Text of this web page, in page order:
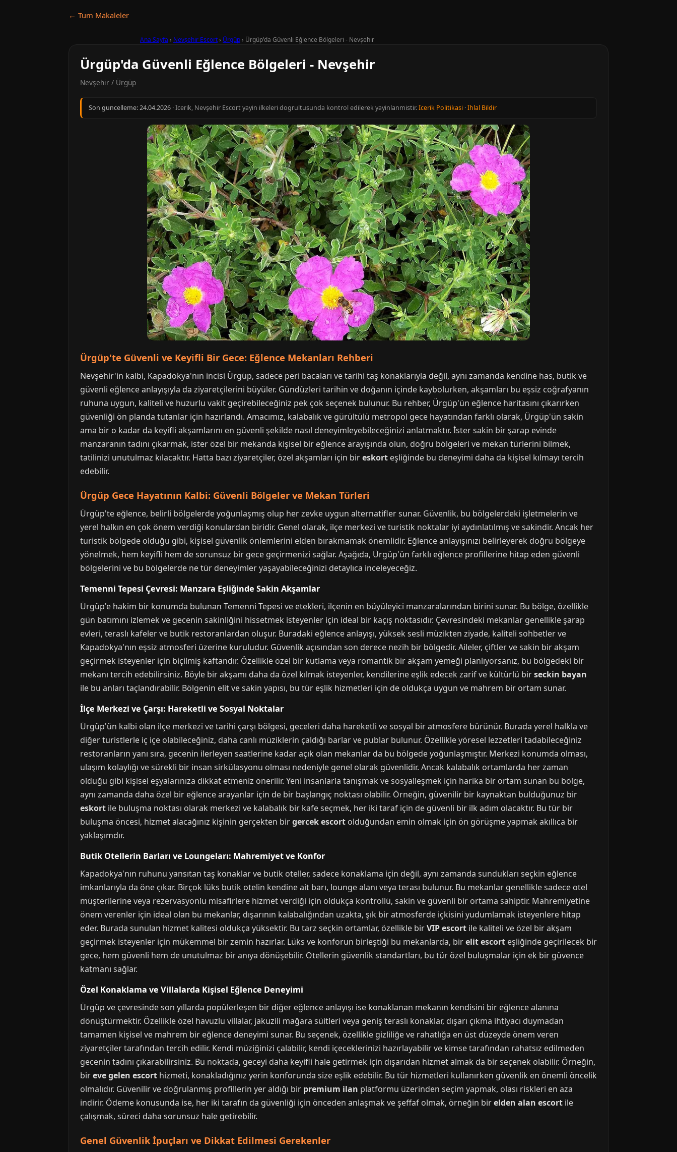
← Tum Makaleler
Ana Sayfa › Nevşehir Escort› Ürgüp› Ürgüp'da Güvenli Eğlence Bölgeleri - Nevşehir
Ürgüp'da Güvenli Eğlence Bölgeleri - Nevşehir
Nevşehir / Ürgüp
Son guncelleme:24.04.2026 · Icerik, Nevşehir Escort yayin ilkeleri dogrultusunda kontrol edilerek yayinlanmistir.Icerik Politikasi ·Ihlal Bildir
Ürgüp'te Güvenli ve Keyifli Bir Gece: Eğlence Mekanları Rehberi
Nevşehir'in kalbi, Kapadokya'nın incisi Ürgüp, sadece peri bacaları ve tarihi taş konaklarıyla değil, aynı zamanda kendine has, butik ve
güvenli eğlence anlayışıyla da ziyaretçilerini büyüler. Gündüzleri tarihin ve doğanın içinde kaybolurken, akşamları bu eşsiz coğrafyanın
ruhuna uygun, kaliteli ve huzurlu vakit geçirebileceğiniz pek çok seçenek bulunur. Bu rehber, Ürgüp'ün eğlence haritasını çıkarırken
güvenliği ön planda tutanlar için hazırlandı. Amacımız, kalabalık ve gürültülü metropol gece hayatından farklı olarak, Ürgüp'ün sakin
ama bir o kadar da keyifli akşamlarını en güvenli şekilde nasıl deneyimleyebileceğinizi anlatmaktır. İster sakin bir şarap evinde
manzaranın tadını çıkarmak, ister özel bir mekanda kişisel bir eğlence arayışında olun, doğru bölgeleri ve mekan türlerini bilmek,
tatilinizi unutulmaz kılacaktır. Hatta bazı ziyaretçiler, özel akşamları için bireskort eşliğinde bu deneyimi daha da kişisel kılmayı tercih
edebilir.
Ürgüp Gece Hayatının Kalbi: Güvenli Bölgeler ve Mekan Türleri
Ürgüp'te eğlence, belirli bölgelerde yoğunlaşmış olup her zevke uygun alternatifler sunar. Güvenlik, bu bölgelerdeki işletmelerin ve
yerel halkın en çok önem verdiği konulardan biridir. Genel olarak, ilçe merkezi ve turistik noktalar iyi aydınlatılmış ve sakindir. Ancak her
turistik bölgede olduğu gibi, kişisel güvenlik önlemlerini elden bırakmamak önemlidir. Eğlence anlayışınızı belirleyerek doğru bölgeye
yönelmek, hem keyifli hem de sorunsuz bir gece geçirmenizi sağlar. Aşağıda, Ürgüp'ün farklı eğlence profillerine hitap eden güvenli
bölgelerini ve bu bölgelerde ne tür deneyimler yaşayabileceğinizi detaylıca inceleyeceğiz.
Temenni Tepesi Çevresi: Manzara Eşliğinde Sakin Akşamlar
Ürgüp'e hakim bir konumda bulunan Temenni Tepesi ve etekleri, ilçenin en büyüleyici manzaralarından birini sunar. Bu bölge, özellikle
gün batımını izlemek ve gecenin sakinliğini hissetmek isteyenler için ideal bir kaçış noktasıdır. Çevresindeki mekanlar genellikle şarap
evleri, teraslı kafeler ve butik restoranlardan oluşur. Buradaki eğlence anlayışı, yüksek sesli müzikten ziyade, kaliteli sohbetler ve
Kapadokya'nın eşsiz atmosferi üzerine kuruludur. Güvenlik açısından son derece nezih bir bölgedir. Aileler, çiftler ve sakin bir akşam
geçirmek isteyenler için biçilmiş kaftandır. Özellikle özel bir kutlama veya romantik bir akşam yemeği planlıyorsanız, bu bölgedeki bir
mekanı tercih edebilirsiniz. Böyle bir akşamı daha da özel kılmak isteyenler, kendilerine eşlik edecek zarif ve kültürlü birseckin bayan
ile bu anları taçlandırabilir. Bölgenin elit ve sakin yapısı, bu tür eşlik hizmetleri için de oldukça uygun ve mahrem bir ortam sunar.
İlçe Merkezi ve Çarşı: Hareketli ve Sosyal Noktalar
Ürgüp'ün kalbi olan ilçe merkezi ve tarihi çarşı bölgesi, geceleri daha hareketli ve sosyal bir atmosfere bürünür. Burada yerel halkla ve
diğer turistlerle iç içe olabileceğiniz, daha canlı müziklerin çaldığı barlar ve publar bulunur. Özellikle yöresel lezzetleri tadabileceğiniz
restoranların yanı sıra, gecenin ilerleyen saatlerine kadar açık olan mekanlar da bu bölgede yoğunlaşmıştır. Merkezi konumda olması,
ulaşım kolaylığı ve sürekli bir insan sirkülasyonu olması nedeniyle genel olarak güvenlidir. Ancak kalabalık ortamlarda her zaman
olduğu gibi kişisel eşyalarınıza dikkat etmeniz önerilir. Yeni insanlarla tanışmak ve sosyalleşmek için harika bir ortam sunan bu bölge,
aynı zamanda daha özel bir eğlence arayanlar için de bir başlangıç noktası olabilir. Örneğin, güvenilir bir kaynaktan bulduğunuz bir
eskort ile buluşma noktası olarak merkezi ve kalabalık bir kafe seçmek, her iki taraf için de güvenli bir ilk adım olacaktır. Bu tür bir
buluşma öncesi, hizmet alacağınız kişinin gerçekten birgercek escort olduğundan emin olmak için ön görüşme yapmak akıllıca bir
yaklaşımdır.
Butik Otellerin Barları ve Loungeları: Mahremiyet ve Konfor
Kapadokya'nın ruhunu yansıtan taş konaklar ve butik oteller, sadece konaklama için değil, aynı zamanda sundukları seçkin eğlence
imkanlarıyla da öne çıkar. Birçok lüks butik otelin kendine ait barı, lounge alanı veya terası bulunur. Bu mekanlar genellikle sadece otel
müşterilerine veya rezervasyonlu misafirlere hizmet verdiği için oldukça kontrollü, sakin ve güvenli bir ortama sahiptir. Mahremiyetine
önem verenler için ideal olan bu mekanlar, dışarının kalabalığından uzakta, şık bir atmosferde içkisini yudumlamak isteyenlere hitap
eder. Burada sunulan hizmet kalitesi oldukça yüksektir. Bu tarz seçkin ortamlar, özellikle birVIP escort ile kaliteli ve özel bir akşam
geçirmek isteyenler için mükemmel bir zemin hazırlar. Lüks ve konforun birleştiği bu mekanlarda, birelit escort eşliğinde geçirilecek bir
gece, hem güvenli hem de unutulmaz bir anıya dönüşebilir. Otellerin güvenlik standartları, bu tür özel buluşmalar için ek bir güvence
katmanı sağlar.
Özel Konaklama ve Villalarda Kişisel Eğlence Deneyimi
Ürgüp ve çevresinde son yıllarda popülerleşen bir diğer eğlence anlayışı ise konaklanan mekanın kendisini bir eğlence alanına
dönüştürmektir. Özellikle özel havuzlu villalar, jakuzili mağara süitleri veya geniş teraslı konaklar, dışarı çıkma ihtiyacı duymadan
tamamen kişisel ve mahrem bir eğlence deneyimi sunar. Bu seçenek, özellikle gizliliğe ve rahatlığa en üst düzeyde önem veren
ziyaretçiler tarafından tercih edilir. Kendi müziğinizi çalabilir, kendi içeceklerinizi hazırlayabilir ve kimse tarafından rahatsız edilmeden
gecenin tadını çıkarabilirsiniz. Bu noktada, geceyi daha keyifli hale getirmek için dışarıdan hizmet almak da bir seçenek olabilir. Örneğin,
bireve gelen escort hizmeti, konakladığınız yerin konforunda size eşlik edebilir. Bu tür hizmetleri kullanırken güvenlik en önemli öncelik
olmalıdır. Güvenilir ve doğrulanmış profillerin yer aldığı bir premium ilan platformu üzerinden seçim yapmak, olası riskleri en aza
indirir. Ödeme konusunda ise, her iki tarafın da güvenliği için önceden anlaşmak ve şeffaf olmak, örneğin birelden alan escort ile
çalışmak, süreci daha sorunsuz hale getirebilir.
Genel Güvenlik İpuçları ve Dikkat Edilmesi Gerekenler